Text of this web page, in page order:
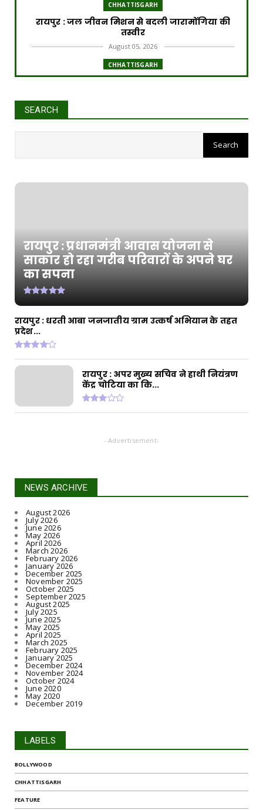
CHHATTISGARH
रायपुर : जल जीवन मिशन से बदली जारामोंगिया की
तस्वीर
August 05, 2026
CHHATTISGARH
रायपुर : छत्तीसगढ़ आबकारी विभाग की बड़ी कार्रवाई
रायपुर : राज्यपाल श्री डेका और मुख्यमंत्री श्री साय की
उपस्थ...
गरीब परिवार...
SEARCH
रायपुर : प्रधानमंत्री आवास योजना से
साकार हो रहा गरीब परिवारों के अपने घर
का सपना
रायपुर : धरती आबा जनजातीय ग्राम उत्कर्ष अभियान के तहत
प्रदेश...
रायपुर : अपर मुख्य सचिव ने हाथी नियंत्रण
केंद्र चोटिया का कि...
- Advertisement-
NEWS ARCHIVE
August 2026
July 2026
June 2026
May 2026
April 2026
March 2026
February 2026
January 2026
December 2025
November 2025
October 2025
September 2025
August 2025
July 2025
June 2025
May 2025
April 2025
March 2025
February 2025
January 2025
December 2024
November 2024
October 2024
June 2020
May 2020
December 2019
LABELS
BOLLYWOOD
CHHATTISGARH
FEATURE